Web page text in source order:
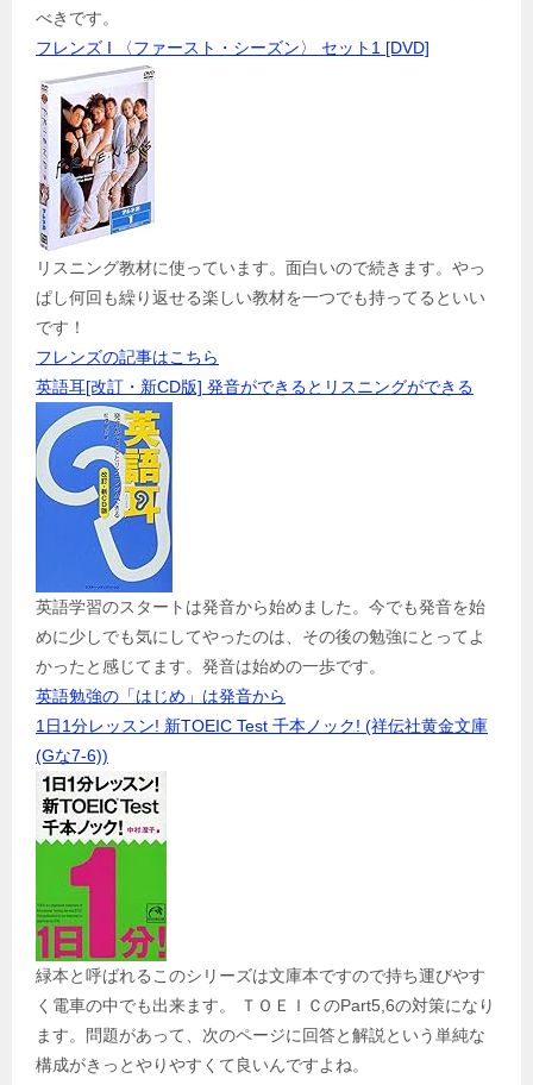
べきです。
フレンズ I 〈ファースト・シーズン〉 セット1 [DVD]
リスニング教材に使っています。面白いので続きます。やっ
ぱし何回も繰り返せる楽しい教材を一つでも持ってるといい
です！
フレンズの記事はこちら
英語耳[改訂・新CD版] 発音ができるとリスニングができる
英語学習のスタートは発音から始めました。今でも発音を始
めに少しでも気にしてやったのは、その後の勉強にとってよ
かったと感じてます。発音は始めの一歩です。
英語勉強の「はじめ」は発音から
1日1分レッスン! 新TOEIC Test 千本ノック! (祥伝社黄金文庫
(Gな7-6))
緑本と呼ばれるこのシリーズは文庫本ですので持ち運びやす
く電車の中でも出来ます。 ＴＯＥＩＣのPart5,6の対策になり
ます。問題があって、次のページに回答と解説という単純な
構成がきっとやりやすくて良いんですよね。